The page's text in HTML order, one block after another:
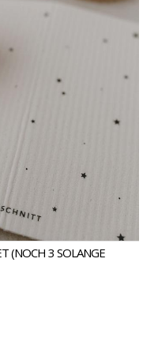
(NOCH 3 SOLANGE